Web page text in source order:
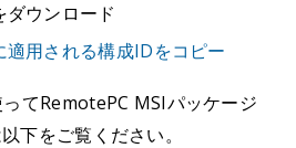
ウンロード
適用される構成IDをコピー
てRemotePC MSIパッケージ
下をご覧ください。